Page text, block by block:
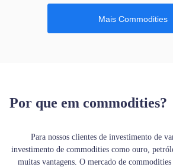
Mais Commodities
Por que em commodities?
Para nossos clientes de investimento de
investimento de commodities como ouro,
muitas vantagens. O mercado de commodities